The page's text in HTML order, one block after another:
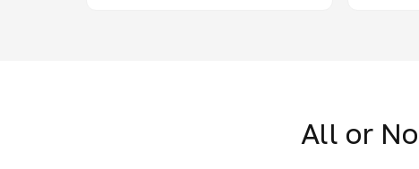
All or